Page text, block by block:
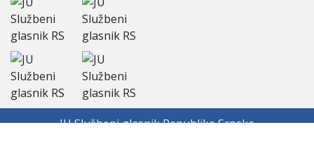
ЈU Službeni glasnik Republike Srpske